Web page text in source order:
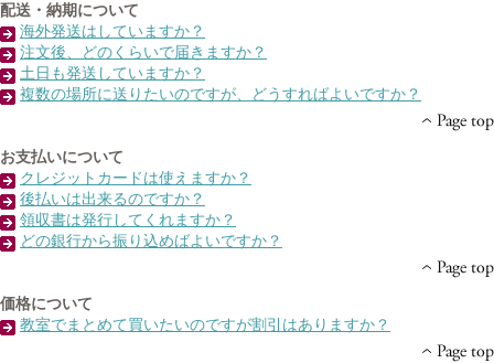
配送・納期について
海外発送はしていますか？
注文後、どのくらいで届きますか？
土日も発送していますか？
複数の場所に送りたいのですが、どうすればよいですか？
お支払いについて
クレジットカードは使えますか？
後払いは出来るのですか？
領収書は発行してくれますか？
どの銀行から振り込めばよいですか？
価格について
教室でまとめて買いたいのですが割引はありますか？